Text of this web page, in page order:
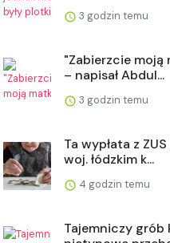
3 godzin temu
"Zabierzcie moją
– napisał Abdul...
3 godzin temu
Ta wypłata z
woj. łódzkim k...
4 godzin temu
Tajemniczy grób